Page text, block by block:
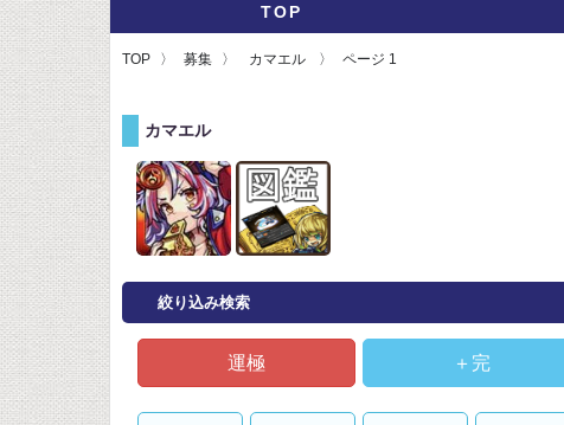
TOP
TOP 募集 カマエル ページ 1
カマエル
絞り込み検索
運極 ＋完